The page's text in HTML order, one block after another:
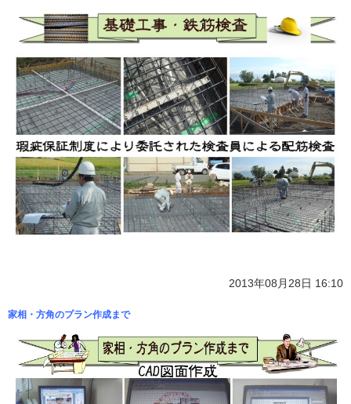
2013年08月28日 16:10
家相・方角のプラン作成まで